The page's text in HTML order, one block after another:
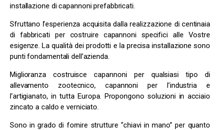
installazione di capannoni prefabbricati.
Sfruttano l’esperienza acquisita dalla realizzazione di centinaia
di fabbricati per costruire capannoni specifici alle Vostre
esigenze. La qualità dei prodotti e la precisa installazione sono
punti fondamentali dell’azienda.
Miglioranza costruisce capannoni per qualsiasi tipo di
allevamento zootecnico, capannoni per l’industria e
l’artigianato, in tutta Europa. Propongono soluzioni in acciaio
zincato a caldo e verniciato.
Sono in grado di fornire strutture “chiavi in mano” per quanto